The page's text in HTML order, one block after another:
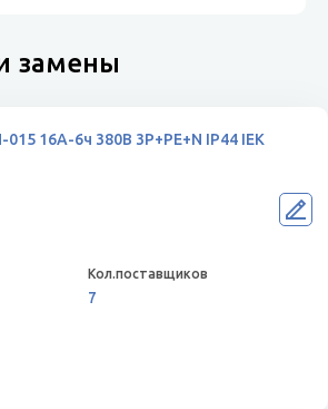
замены
16А-6ч 380В 3P+PE+N IP44 IEK
7